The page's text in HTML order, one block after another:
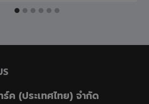
ค (ประเทศไทย) จำกัด